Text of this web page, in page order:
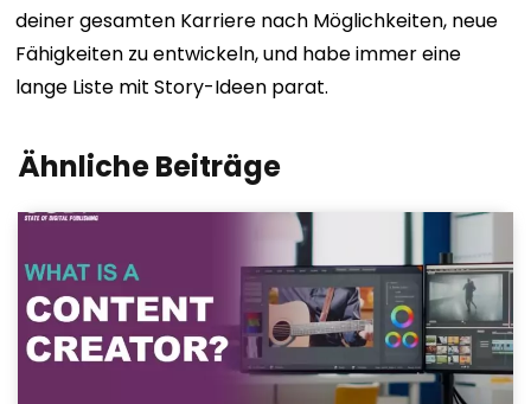
deiner gesamten Karriere nach Möglichkeiten, neue
Fähigkeiten zu entwickeln, und habe immer eine
lange Liste mit Story-Ideen parat.
Ähnliche Beiträge